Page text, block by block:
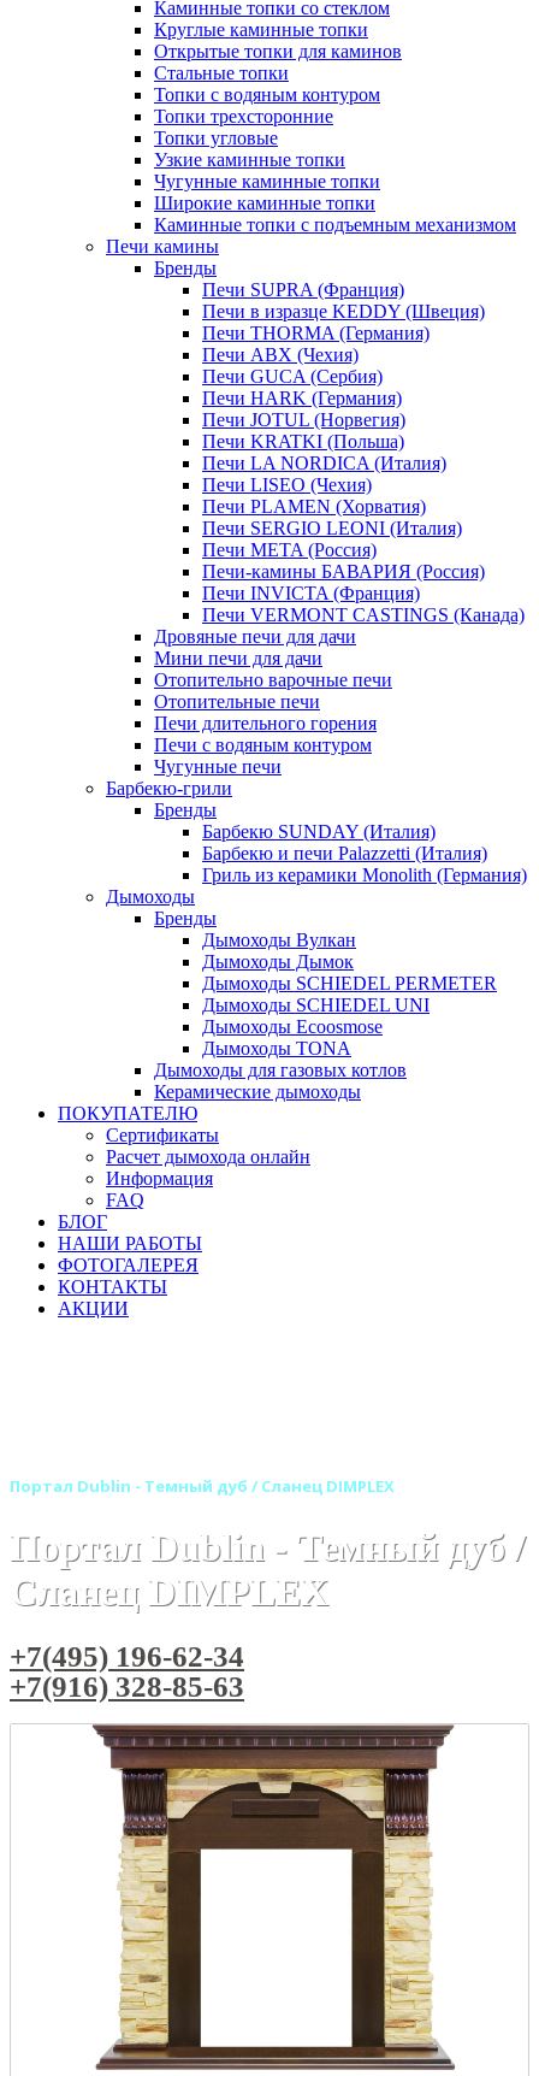
Каминные топки со стеклом
Круглые каминные топки
Открытые топки для каминов
Стальные топки
Топки с водяным контуром
Топки трехсторонние
Топки угловые
Узкие каминные топки
Чугунные каминные топки
Широкие каминные топки
Каминные топки с подъемным механизмом
Печи камины
Бренды
Печи SUPRA (Франция)
Печи в изразце KEDDY (Швеция)
Печи THORMA (Германия)
Печи ABX (Чехия)
Печи GUCA (Сербия)
Печи HARK (Германия)
Печи JOTUL (Норвегия)
Печи KRATKI (Польша)
Печи LA NORDICA (Италия)
Печи LISEO (Чехия)
Печи PLAMEN (Хорватия)
Печи SERGIO LEONI (Италия)
Печи META (Россия)
Печи-камины БАВАРИЯ (Россия)
Печи INVICTA (Франция)
Печи VERMONT CASTINGS (Канада)
Дровяные печи для дачи
Мини печи для дачи
Отопительно варочные печи
Отопительные печи
Печи длительного горения
Печи с водяным контуром
Чугунные печи
Барбекю-грили
Бренды
Барбекю SUNDAY (Италия)
Барбекю и печи Palazzetti (Италия)
Гриль из керамики Monolith (Германия)
Дымоходы
Бренды
Дымоходы Вулкан
Дымоходы Дымок
Дымоходы SCHIEDEL PERMETER
Дымоходы SCHIEDEL UNI
Дымоходы Ecoosmose
Дымоходы TONA
Дымоходы для газовых котлов
Керамические дымоходы
ПОКУПАТЕЛЮ
Сертификаты
Расчет дымохода онлайн
Информация
FAQ
БЛОГ
НАШИ РАБОТЫ
ФОТОГАЛЕРЕЯ
КОНТАКТЫ
АКЦИИ
Портал Dublin - Темный дуб / Сланец DIMPLEX
Портал Dublin - Темный дуб /
Сланец DIMPLEX
+7(495) 196-62-34
+7(916) 328-85-63